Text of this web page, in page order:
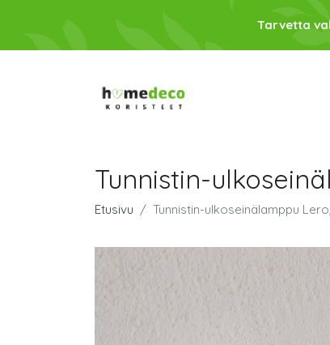
Tarvetta
Tunnistin-
Etusivu Tunnistin-ulkoseinälamppu